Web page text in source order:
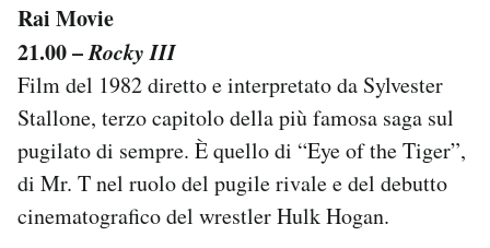
Rai Movie
21.00 –Rocky III
Film del 1982 diretto e interpretato da Sylvester
Stallone, terzo capitolo della più famosa saga sul
pugilato di sempre. È quello di “Eye of the Tiger”,
di Mr. T nel ruolo del pugile rivale e del debutto
cinematografico del wrestler Hulk Hogan.